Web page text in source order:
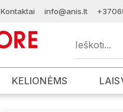
Kontaktai info@anis.lt
KELIONĖMS